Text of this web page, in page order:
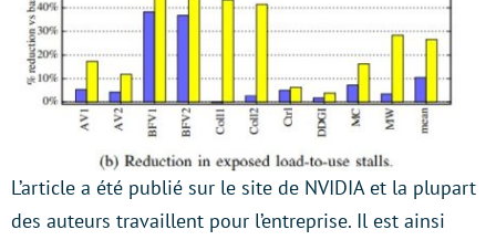
L’article a été publié sur le site de NVIDIA et la plupart
des auteurs travaillent pour l’entreprise. Il est ainsi